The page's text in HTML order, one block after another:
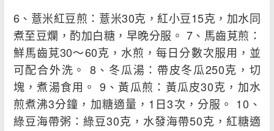
6、薏米紅豆煎：薏米30克，紅小豆15克，加水同
煮至豆爛，酌加白糖，早晚分服。 7、馬齒莧煎：
鮮馬齒莧30～60克，水煎，每日分數次服用，並
可配合外洗。 8、冬瓜湯：帶皮冬瓜250克，切
塊，煮湯食用。 9、黃瓜煎：黃瓜皮30克，加水
煎煮沸3分鐘，加糖適量，1日3次，分服。 10、
綠豆海帶粥：綠豆30克，水發海帶50克，紅糖適